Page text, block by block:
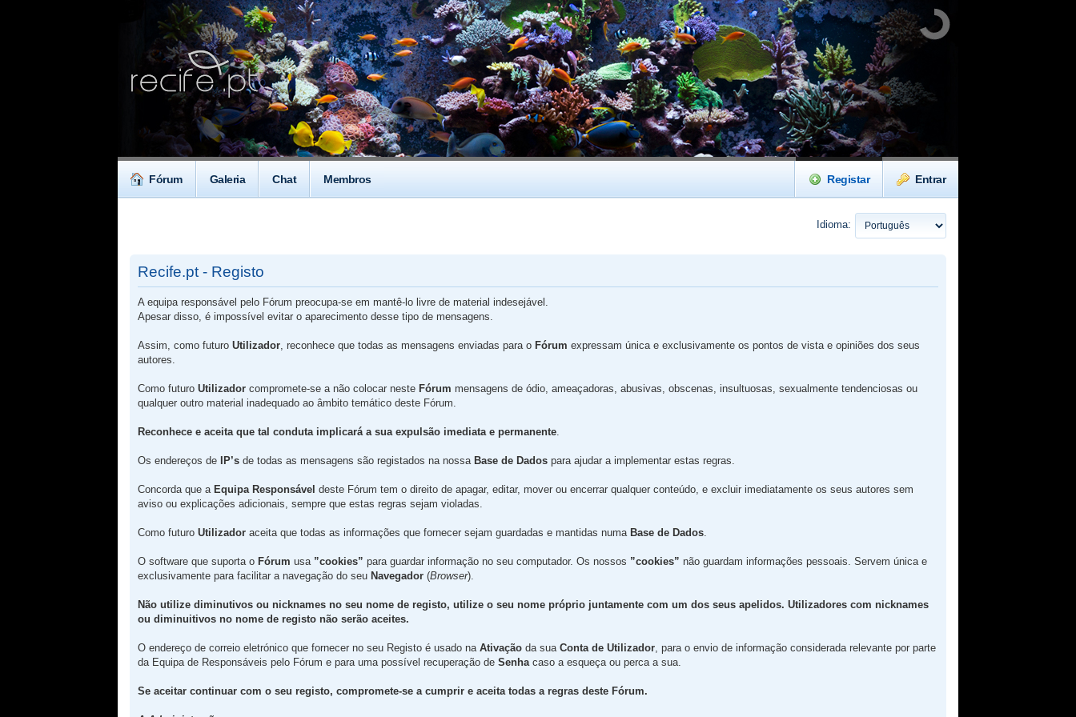
Fórum Galeria Chat Membros Entrar
Registar
Idioma:
Recife.pt - Registo
A equipa responsável pelo Fórum preocupa-se em mantê-lo livre de material indesejável.
Apesar disso, é impossível evitar o aparecimento desse tipo de mensagens.
Assim, como futuro Utilizador , reconhece que todas as mensagens enviadas para o Fórum expressam única e exclusivamente os pontos de vista e opiniões dos seus
autores.
Como futuro Utilizador compromete-se a não colocar neste Fórum mensagens de ódio, ameaçadoras, abusivas, obscenas, insultuosas, sexualmente tendenciosas ou
qualquer outro material inadequado ao âmbito temático deste Fórum.
Reconhece e aceita que tal conduta implicará a sua expulsão imediata e permanente
Os endereços de IP’s de todas as mensagens são registados na nossa Base de Dados para ajudar a implementar estas regras.
Concorda que a Equipa Responsável deste Fórum tem o direito de apagar, editar, mover ou encerrar qualquer conteúdo, e excluir imediatamente os seus autores sem
aviso ou explicações adicionais, sempre que estas regras sejam violadas.
Como futuro Utilizador aceita que todas as informações que fornecer sejam guardadas e mantidas numa Base de Dados
O software que suporta o Fórum usa ”cookies” para guardar informação no seu computador. Os nossos ”cookies” não guardam informações pessoais. Servem única e
exclusivamente para facilitar a navegação do seu Navegador (Browser).
Não utilize diminutivos ou nicknames no seu nome de registo, utilize o seu nome próprio juntamente com um dos seus apelidos. Utilizadores com nicknames
ou diminuitivos no nome de registo não serão aceites.
O endereço de correio eletrónico que fornecer no seu Registo é usado na Ativação da sua Conta de Utilizador , para o envio de informação considerada relevante por parte
da Equipa de Responsáveis pelo Fórum e para uma possível recuperação de Senha caso a esqueça ou perca a sua.
Se aceitar continuar com o seu registo, compromete-se a cumprir e aceita todas a regras deste Fórum.